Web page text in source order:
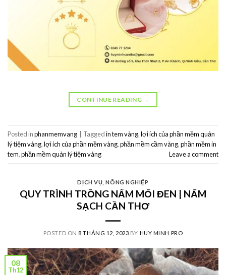
CONTINUE READING →
Posted inphanmemvang Taggedin tem vàng,lợi ích của phần mềm quản
lý tiệm vàng,lợi ích của phần mềm vàng,phần mềm cầm vàng,phần mềm in
tem,phần mềm quản lý tiệm vàng Leave a comment
DỊCH VỤ ,NÔNG NGHIỆP
QUY TRÌNH TRỒNG NẤM MỐI ĐEN | NẤM
SẠCH CẦN THƠ
POSTED ON 8 THÁNG 12, 2023 BY HUY MINH PRO
08
Th12